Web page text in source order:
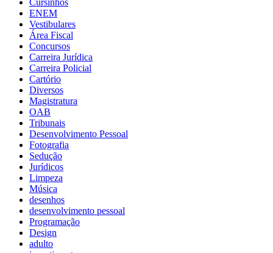
ENEM
Vestibulares
Área Fiscal
Concursos
Carreira Jurídica
Carreira Policial
Cartório
Diversos
Magistratura
OAB
Tribunais
Desenvolvimento Pessoal
Fotografia
Sedução
Jurídicos
Limpeza
Música
desenhos
desenvolvimento pessoal
Programação
Design
adulto